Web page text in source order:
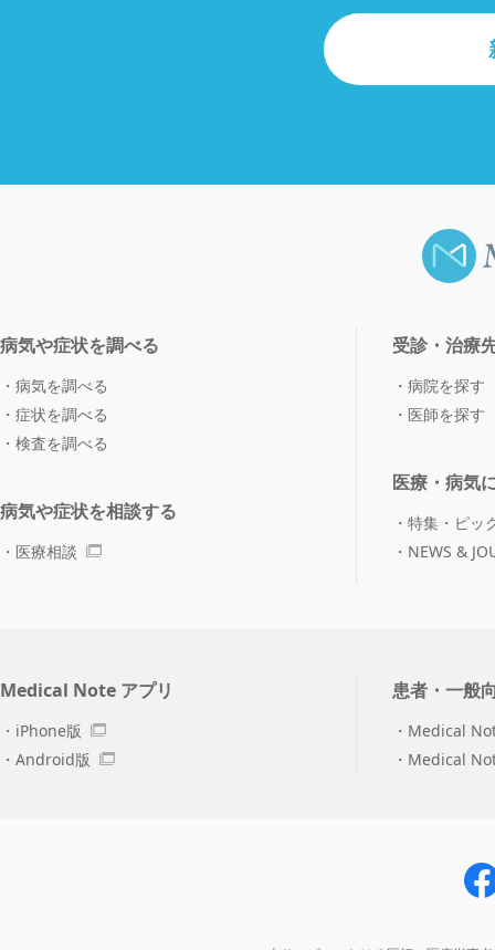
病気や症状を調べる
病気を調べる
症状を調べる
検査を調べる
病気や症状を相談する
医療相談
受診・治療
病院を探す
医師を探す
医療・病気
特集・ピッ
NEWS &
Medical Note アプリ
iPhone版
Android版
患者・一般
Medical
Medical